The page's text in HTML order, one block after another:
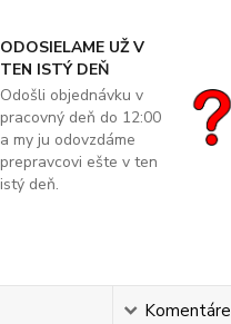
ODOSIELAME UŽ V
TEN ISTÝ DEŇ
Odošli objednávku v
pracovný deň do 12:00
a my ju odovzdáme
prepravcovi ešte v ten
istý deň.
Komentáre